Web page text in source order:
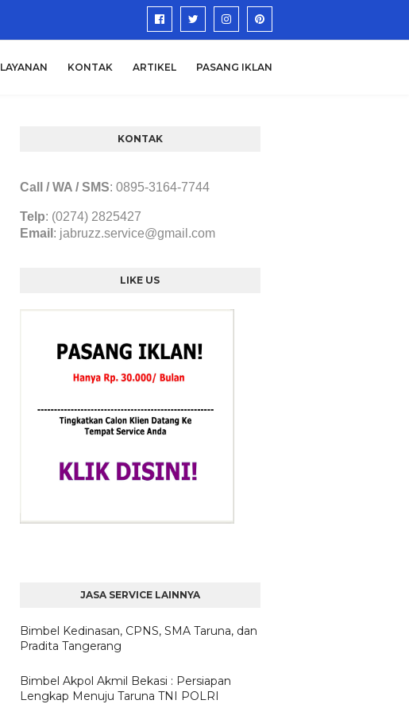
LAYANAN KONTAK ARTIKEL PASANG IKLAN
KONTAK
Call / WA / SMS: 0895-3164-7744
Telp: (0274) 2825427
Email : jabruzz.service@gmail.com
LIKE US
JASA SERVICE LAINNYA
Bimbel Kedinasan, CPNS, SMA Taruna, dan
Pradita Tangerang
Bimbel Akpol Akmil Bekasi : Persiapan
Lengkap Menuju Taruna TNI POLRI